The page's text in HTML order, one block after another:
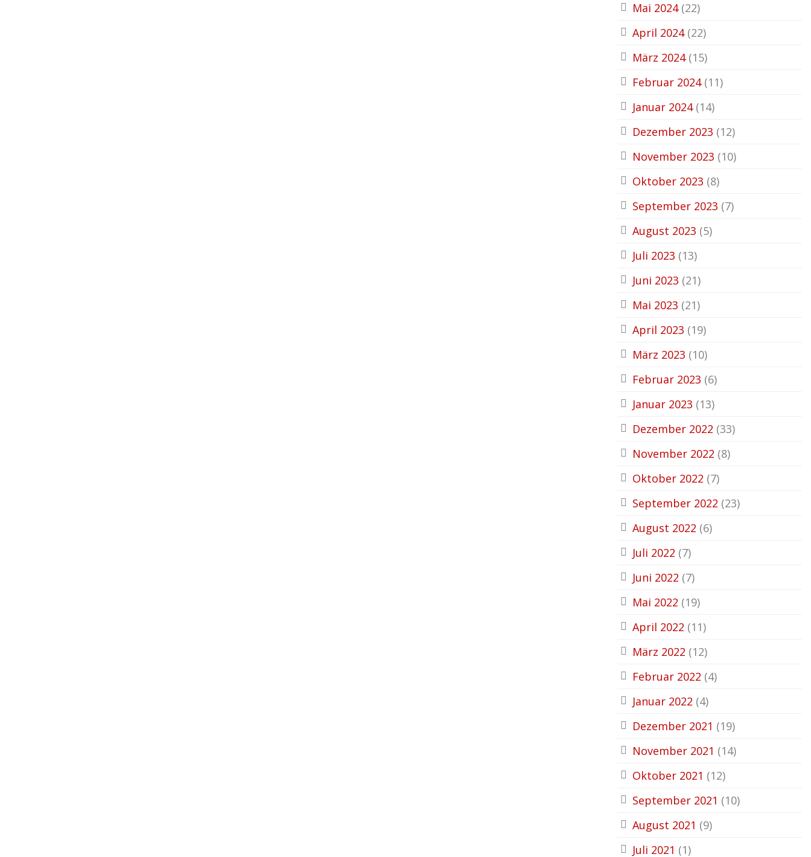
Mai 2024(22)
April 2024(22)
März 2024(15)
Februar 2024(11)
Januar 2024(14)
Dezember 2023 (12)
November 2023 (10)
Oktober 2023 (8)
September 2023 (7)
August 2023 (5)
Juli 2023 (13)
Juni 2023 (21)
Mai 2023 (21)
April 2023 (19)
März 2023 (10)
Februar 2023 (6)
Januar 2023 (13)
Dezember 2022 (33)
November 2022 (8)
Oktober 2022 (7)
September 2022 (23)
August 2022 (6)
Juli 2022 (7)
Juni 2022 (7)
Mai 2022 (19)
April 2022 (11)
März 2022 (12)
Februar 2022 (4)
Januar 2022 (4)
Dezember 2021 (19)
November 2021 (14)
Oktober 2021 (12)
September 2021 (10)
August 2021 (9)
Juli 2021 (1)